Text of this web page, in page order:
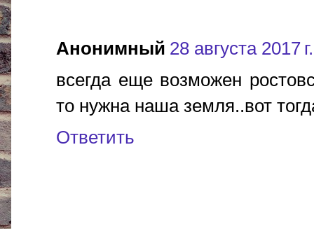
Анонимный 28 августа 2017
всегда еще возможен
то нужна наша земля..вот
Ответить